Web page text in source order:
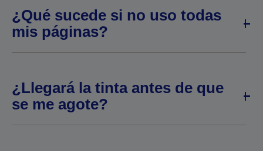
¿Qué sucede si no uso todas
mis páginas?
¿Llegará la tinta antes de que
se me agote?